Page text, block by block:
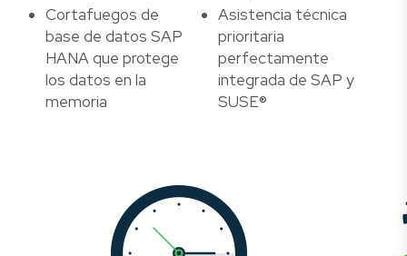
Cortafuegos de
base de datos SAP
HANA que protege
los datos en la
memoria
Asistencia técnica
prioritaria
perfectamente
integrada de SAP y
SUSE®